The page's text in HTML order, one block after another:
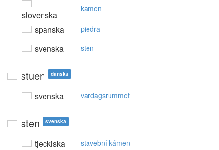
slovenska
kamen
spanska piedra
svenska sten
stuen danska
svenska vardagsrummet
sten svenska
tjeckiska stavební kámen